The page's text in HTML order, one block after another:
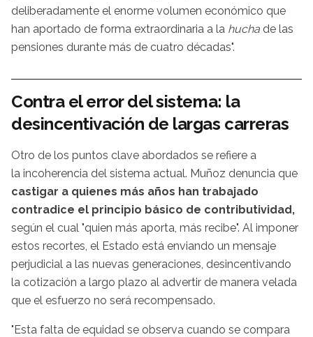
deliberadamente el enorme volumen económico que
han aportado de forma extraordinaria a la hucha de las
pensiones durante más de cuatro décadas".
Contra el error del sistema: la
desincentivación de largas carreras
Otro de los puntos clave abordados se refiere a
la incoherencia del sistema actual. Muñoz denuncia que
castigar a quienes más años han trabajado
contradice el principio básico de contributividad,
según el cual "quien más aporta, más recibe". Al imponer
estos recortes, el Estado está enviando un mensaje
perjudicial a las nuevas generaciones, desincentivando
la cotización a largo plazo al advertir de manera velada
que el esfuerzo no será recompensado.
"Esta falta de equidad se observa cuando se compara